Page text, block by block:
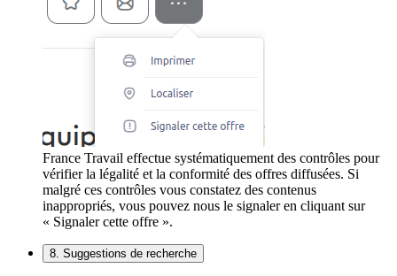
France Travail effectue systématiquement des contrôles pour
vérifier la légalité et la conformité des offres diffusées. Si
malgré ces contrôles vous constatez des contenus
inappropriés, vous pouvez nous le signaler en cliquant sur
« Signaler cette offre ».
8. Suggestions de recherche